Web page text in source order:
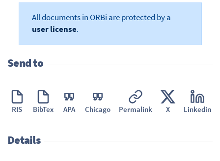
All documents in ORBi are protected by a
user license.
Send to
RIS BibTex APA Chicago Permalink X Linkedin
Details